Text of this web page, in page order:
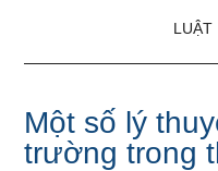
LUẬT
Một số lý
trường trong